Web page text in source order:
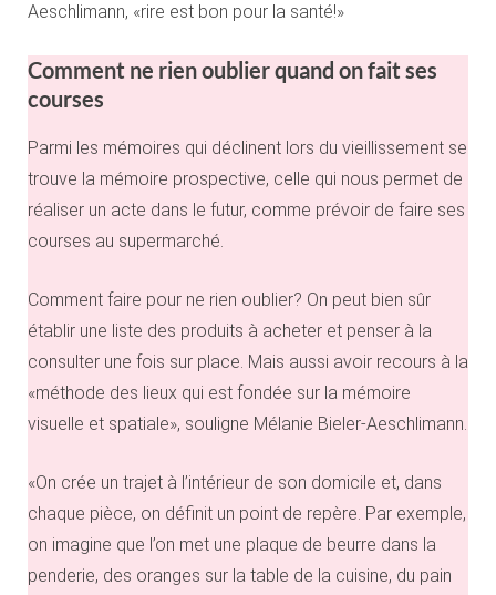
Aeschlimann, «rire est bon pour la santé!»
Comment ne rien oublier quand on fait ses
courses
Parmi les mémoires qui déclinent lors du vieillissement se
trouve la mémoire prospective, celle qui nous permet de
réaliser un acte dans le futur, comme prévoir de faire ses
courses au supermarché.
Comment faire pour ne rien oublier? On peut bien sûr
établir une liste des produits à acheter et penser à la
consulter une fois sur place. Mais aussi avoir recours à la
«méthode des lieux qui est fondée sur la mémoire
visuelle et spatiale», souligne Mélanie Bieler-Aeschlimann.
«On crée un trajet à l’intérieur de son domicile et, dans
chaque pièce, on définit un point de repère. Par exemple,
on imagine que l’on met une plaque de beurre dans la
penderie, des oranges sur la table de la cuisine, du pain